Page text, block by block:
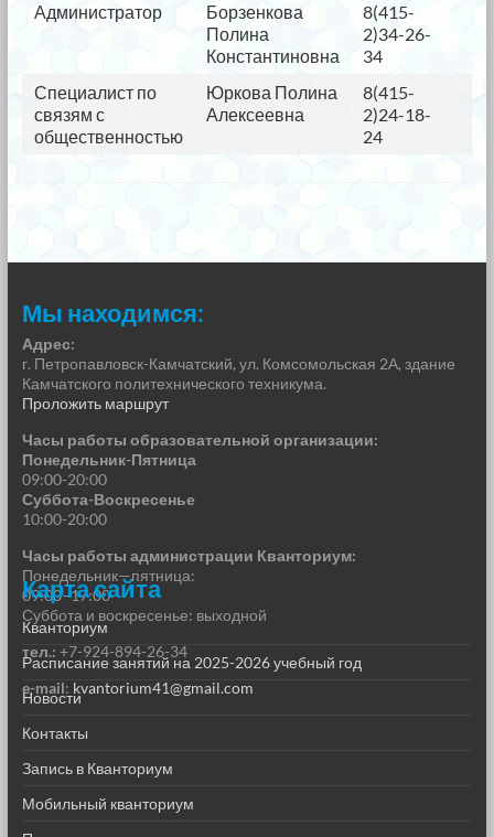
Администратор
Борзенкова
Полина
Константиновна
8(415-
2)34-26-
34
Специалист по
связям с
общественностью
Юркова Полина
Алексеевна
8(415-
2)24-18-
24
Мы находимся:
Адрес:
г. Петропавловск-Камчатский, ул. Комсомольская 2А, здание
Камчатского политехнического техникума.
Проложить маршрут
Часы работы образовательной организации:
Понедельник-Пятница
09:00-20:00
Суббота-Воскресенье
10:00-20:00
Часы работы администрации Кванториум:
Понедельник—пятница:
09:00–17:00
Суббота и воскресенье: выходной
тел.: +7-924-894-26-34
e-mail: kvantorium41@gmail.com
Карта сайта
Кванториум
Расписание занятий на 2025-2026 учебный год
Новости
Контакты
Запись в Кванториум
Мобильный кванториум